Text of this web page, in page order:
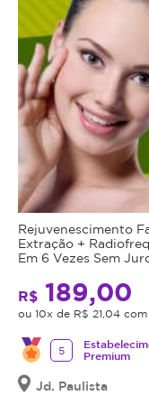
Rejuvenescimento
Extração +
Em 6 Vezes Sem
R$ 189,00
ou 10x de R$ 21,04
5
Premium
Jd. Paulista